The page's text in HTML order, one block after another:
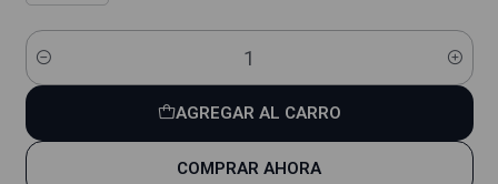
Cantidad
AGREGAR AL CARRO
COMPRAR AHORA